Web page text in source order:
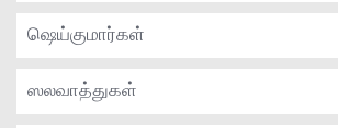
ஷெய்குமார்கள்
ஸலவாத்துகள்